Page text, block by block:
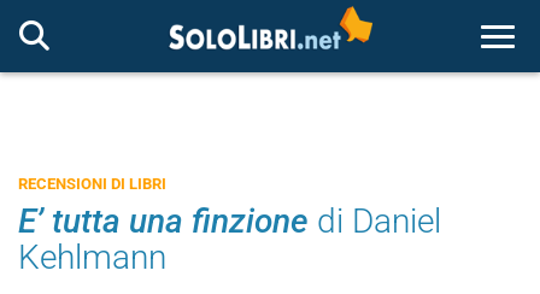
RECENSIONI DI LIBRI
E’ tutta una finzione di Daniel
Kehlmann